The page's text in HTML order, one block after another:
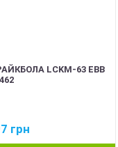
LCKM-63 EBB
грн